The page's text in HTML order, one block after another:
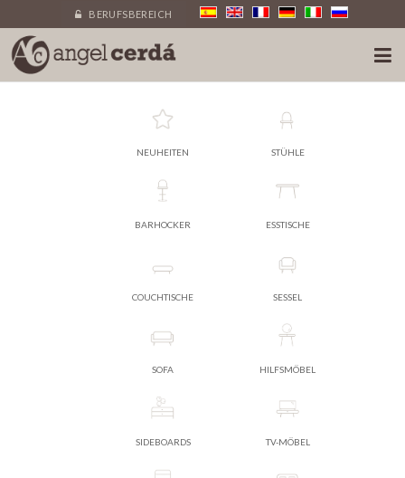
BERUFSBEREICH
NEUHEITEN STÜHLE
BARHOCKER ESSTISCHE
COUCHTISCHE SESSEL
SOFA HILFSMÖBEL
SIDEBOARDS TV-MÖBEL